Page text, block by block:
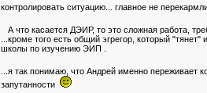
контролировать ситуацию... главное не
А что касается ДЭИР, то это сложная работа,
...кроме того есть общий эгрегор, который
школы по изучению ЭИП .
...я так понимаю, что Андрей именно
запутанности